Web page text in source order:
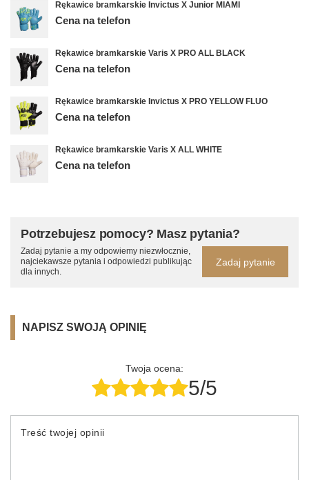
Rękawice bramkarskie Invictus X Junior MIAMI
Cena na telefon
Rękawice bramkarskie Varis X PRO ALL BLACK
Cena na telefon
Rękawice bramkarskie Invictus X PRO YELLOW FLUO
Cena na telefon
Rękawice bramkarskie Varis X ALL WHITE
Cena na telefon
Potrzebujesz pomocy? Masz pytania?
Zadaj pytanie a my odpowiemy niezwłocznie,
najciekawsze pytania i odpowiedzi publikując
dla innych.
Zadaj pytanie
NAPISZ SWOJĄ OPINIĘ
Twoja ocena:
5/5
Treść twojej opinii